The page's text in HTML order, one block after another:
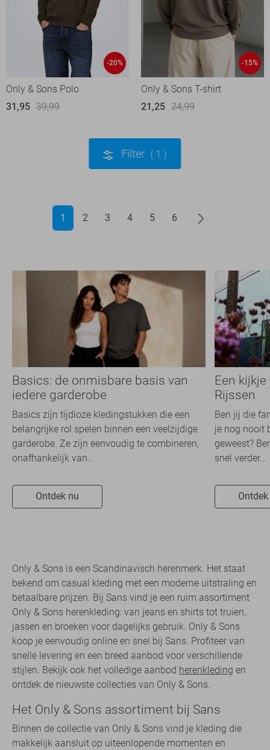
-20%
Only & Sons Polo
31,95 39,99
-15%
Only & Sons T-shirt
21,25 24,99
Filter 1
1 2 3 4 5 6
Basics: de onmisbare basis van
iedere garderobe
Basics zijn tijdloze kledingstukken die een
belangrijke rol spelen binnen een veelzijdige
garderobe. Ze zijn eenvoudig te combineren,
onafhankelijk van...
Ontdek nu
Een
Rijssen
Ben jij die
je nog nooit
geweest?
snel verder...
Only & Sons is een Scandinavisch herenmerk. Het staat
bekend om casual kleding met een moderne uitstraling en
betaalbare prijzen. Bij Sans vind je een ruim assortiment
Only & Sons herenkleding: van jeans en shirts tot truien,
jassen en broeken voor dagelijks gebruik. Only & Sons
koop je eenvoudig online en snel bij Sans. Profiteer van
snelle levering en een breed aanbod voor verschillende
stijlen. Bekijk ook het volledige aanbod herenkleding en
ontdek de nieuwste collecties van Only & Sons.
Het Only & Sons assortiment bij Sans
Binnen de collectie van Only & Sons vind je kleding die
makkelijk aansluit op uiteenlopende momenten en